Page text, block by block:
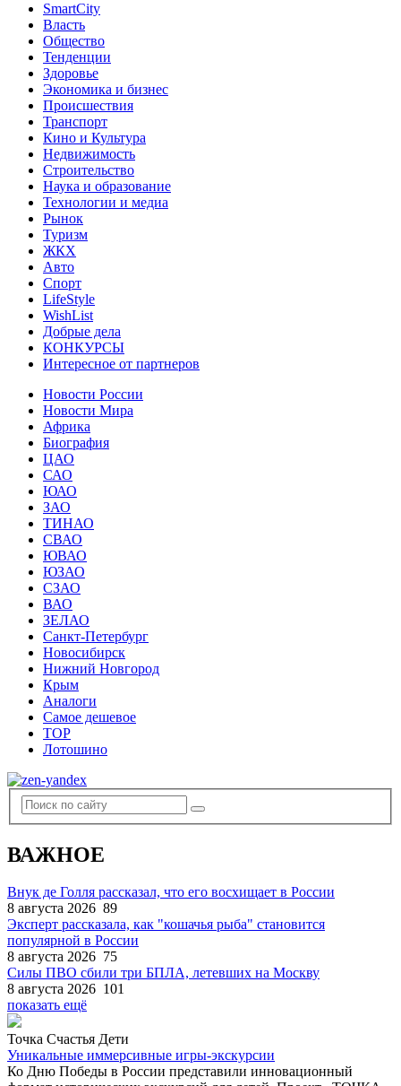
SmartCity
Власть
Общество
Тенденции
Здоровье
Экономика и бизнес
Происшествия
Транспорт
Кино и Культура
Недвижимость
Строительство
Наука и образование
Технологии и медиа
Рынок
Туризм
ЖКХ
Авто
Спорт
LifeStyle
WishList
Добрые дела
КОНКУРСЫ
Интересное от партнеров
Новости России
Новости Мира
Африка
Биография
ЦАО
САО
ЮАО
ЗАО
ТИНАО
СВАО
ЮВАО
ЮЗАО
СЗАО
ВАО
ЗЕЛАО
Санкт-Петербург
Новосибирск
Нижний Новгород
Крым
Аналоги
Самое дешевое
TOP
Лотошино
ВАЖНОЕ
Внук де Голля рассказал, что его восхищает в России
8 августа 2026 89
Эксперт рассказала, как "кошачья рыба" становится
популярной в России
8 августа 2026 75
Силы ПВО сбили три БПЛА, летевших на Москву
8 августа 2026 101
показать ещё
Точка Счастья Дети
Уникальные иммерсивные игры-экскурсии
Ко Дню Победы в России представили инновационный